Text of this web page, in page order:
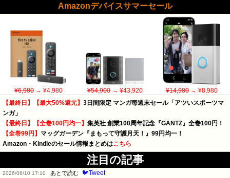
Amazonデバイスサマーセール
¥6,980→ ¥4,980 ¥54,900→ ¥43,920 ¥14,980→ ¥8,980
【最終日】【最大50%還元】 3日間限定 マンガ毎週末セール「アツいスポーツマ
ンガ」
【最終日】【全巻100円均一】 集英社 創業100周年記念『GANTZ』全巻100円！
【全巻99円】 マッグガーデン『まもって守護月天！』99円均一！
Amazon・Kindleのセール情報まとめはこちら
注目の記事
2026/06/10 17:10 あとで読む 🐦Tweet